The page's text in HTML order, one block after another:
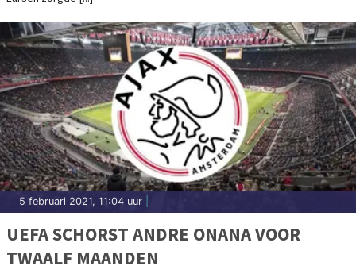
5 februari 2021, 11:04 uur
UEFA SCHORST ANDRE ONANA VOOR
TWAALF MAANDEN